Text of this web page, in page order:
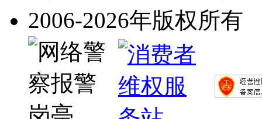
2006-2026年版权所有